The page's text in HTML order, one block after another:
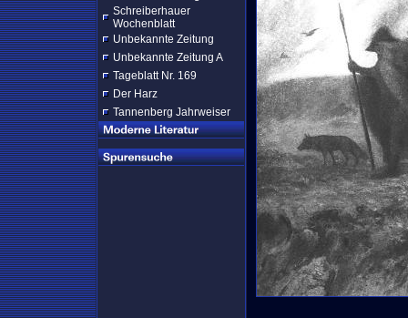
Schreiberhauer
Wochenblatt
Unbekannte Zeitung
Unbekannte Zeitung A
Tageblatt Nr. 169
Der Harz
Tannenberg Jahrweiser